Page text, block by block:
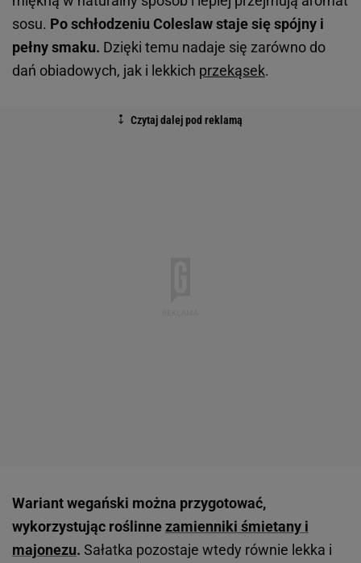
sosu. Po schłodzeniu Coleslaw staje się spójny i
pełny smaku. Dzięki temu nadaje się zarówno do
dań obiadowych, jak i lekkich przekąsek.
Wariant wegański można przygotować,
wykorzystując roślinnezamienniki śmietany i
majonezu. Sałatka pozostaje wtedy równie lekka i